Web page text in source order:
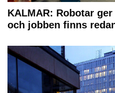
KALMAR: Robotar
och jobben finns